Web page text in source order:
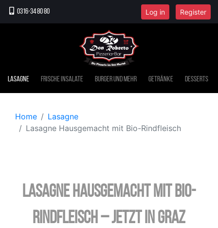
0316-34 80 80 Log in Register
Lasagne Frische Insalate Burger und mehr Getränke Desserts
Home
Lasagne
Lasagne Hausgemacht mit Bio-Rindfleisch
Lasagne Hausgemacht mit Bio-
Rindfleisch – jetzt in Graz